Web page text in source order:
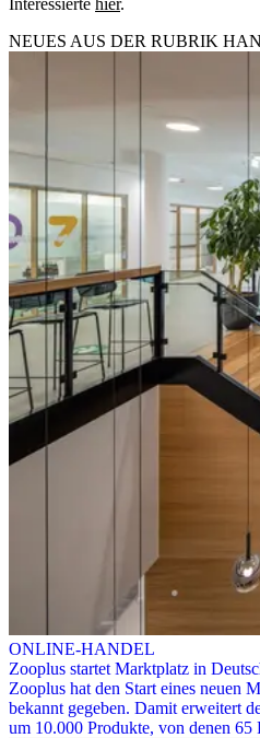
NEUES AUS DER RUBRIK
ONLINE-HANDEL
Zooplus startet Marktplatz in
Zooplus hat den Start eines neuen
bekannt gegeben. Damit erweitert
um 10.000 Produkte, von denen 65